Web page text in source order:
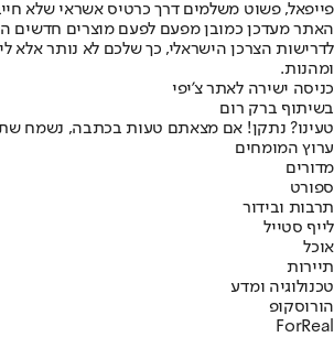
פייפאל, פשוט משלמים דרך כרטיס אשראי שלא
האתר מעדכן כמובן מפעם לפעם מוצרים חדשים
לדרישות הצרכן הישראלי, כך שלכם לא נותר אלא
ומהנות.
כניסה ישירה לאתר צ’יפי
בשיתוף ברק רום
טעינו? נתקן! אם מצאתם טעות בכתבה, נשמח
ערוץ המומחים
מדורים
ספורט
תרבות ובידור
לייף סטייל
אוכל
תיירות
טכנולוגיה ומדע
הורוסקופ
ForReal